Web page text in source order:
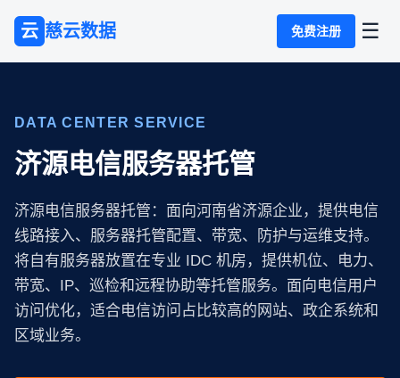
云 慈云数据 免费注册 ☰
DATA CENTER SERVICE
济源电信服务器托管
济源电信服务器托管：面向河南省济源企业，提供电信
线路接入、服务器托管配置、带宽、防护与运维支持。
将自有服务器放置在专业 IDC 机房，提供机位、电力、
带宽、IP、巡检和远程协助等托管服务。面向电信用户
访问优化，适合电信访问占比较高的网站、政企系统和
区域业务。